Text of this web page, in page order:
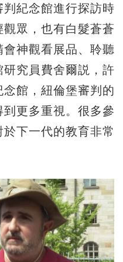
紀念館進行探訪時
眾，也有白髮蒼蒼
神觀看展品、聆聽
究員費舍爾説，許
館，紐倫堡審判的
更多重視。很多參
下一代的教育非常